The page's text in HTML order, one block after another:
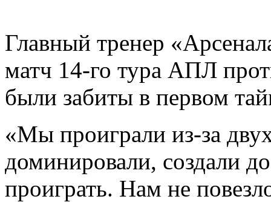
Главный тренер
матч 14-го тура АПЛ
были забиты в первом
«Мы проиграли из-за
доминировали, создали
проиграть. Нам не